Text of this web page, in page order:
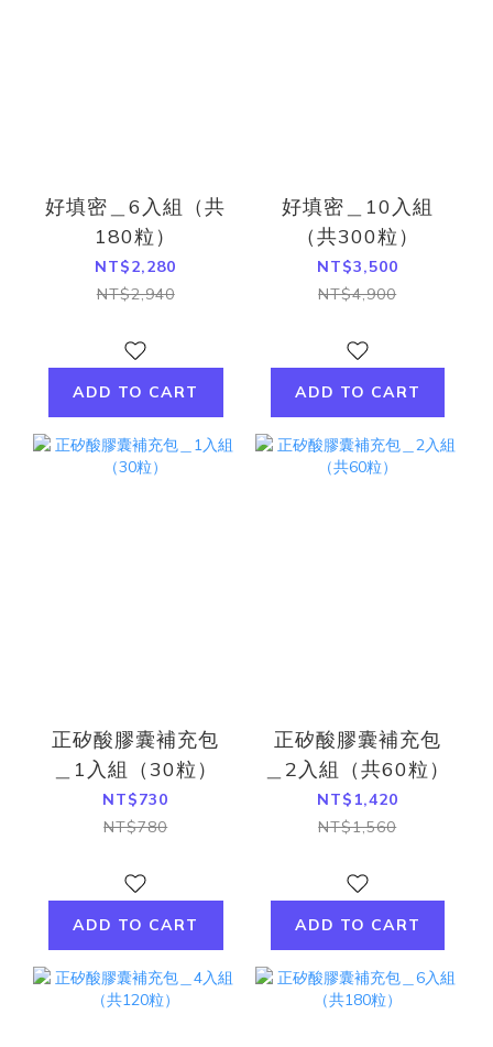
好填密＿6入組（共
180粒）
NT$2,280
NT$2,940
ADD TO CART
好填密＿10入組
（共300粒）
NT$3,500
NT$4,900
ADD TO CART
正矽酸膠囊補充包
＿1入組（30粒）
NT$730
NT$780
ADD TO CART
正矽酸膠囊補充包
＿2入組（共60粒）
NT$1,420
NT$1,560
ADD TO CART